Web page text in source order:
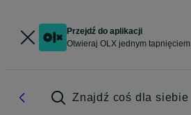
Przejdź do aplikacji
Otwieraj OLX jednym tapnięciem
Znajdź coś dla siebie